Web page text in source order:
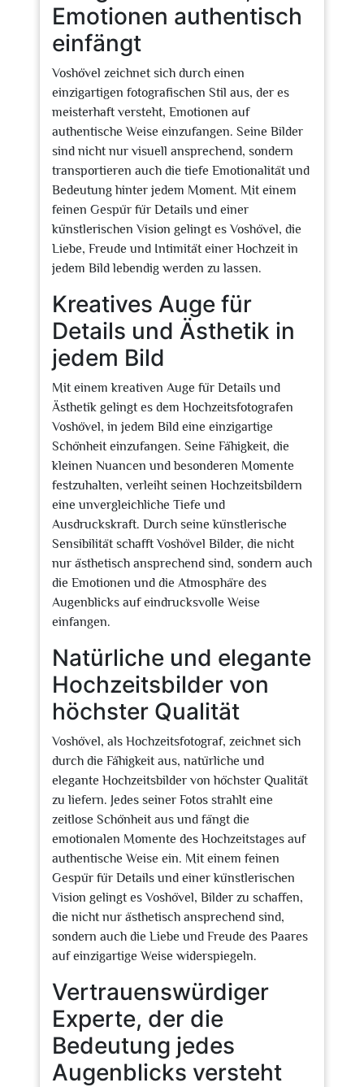
Emotionen authentisch
einfängt
Voshövel zeichnet sich durch einen
einzigartigen fotografischen Stil aus, der es
meisterhaft versteht, Emotionen auf
authentische Weise einzufangen. Seine Bilder
sind nicht nur visuell ansprechend, sondern
transportieren auch die tiefe Emotionalität und
Bedeutung hinter jedem Moment. Mit einem
feinen Gespür für Details und einer
künstlerischen Vision gelingt es Voshövel, die
Liebe, Freude und Intimität einer Hochzeit in
jedem Bild lebendig werden zu lassen.
Kreatives Auge für
Details und Ästhetik in
jedem Bild
Mit einem kreativen Auge für Details und
Ästhetik gelingt es dem Hochzeitsfotografen
Voshövel, in jedem Bild eine einzigartige
Schönheit einzufangen. Seine Fähigkeit, die
kleinen Nuancen und besonderen Momente
festzuhalten, verleiht seinen Hochzeitsbildern
eine unvergleichliche Tiefe und
Ausdruckskraft. Durch seine künstlerische
Sensibilität schafft Voshövel Bilder, die nicht
nur ästhetisch ansprechend sind, sondern auch
die Emotionen und die Atmosphäre des
Augenblicks auf eindrucksvolle Weise
einfangen.
Natürliche und elegante
Hochzeitsbilder von
höchster Qualität
Voshövel, als Hochzeitsfotograf, zeichnet sich
durch die Fähigkeit aus, natürliche und
elegante Hochzeitsbilder von höchster Qualität
zu liefern. Jedes seiner Fotos strahlt eine
zeitlose Schönheit aus und fängt die
emotionalen Momente des Hochzeitstages auf
authentische Weise ein. Mit einem feinen
Gespür für Details und einer künstlerischen
Vision gelingt es Voshövel, Bilder zu schaffen,
die nicht nur ästhetisch ansprechend sind,
sondern auch die Liebe und Freude des Paares
auf einzigartige Weise widerspiegeln.
Vertrauenswürdiger
Experte, der die
Bedeutung jedes
Augenblicks versteht